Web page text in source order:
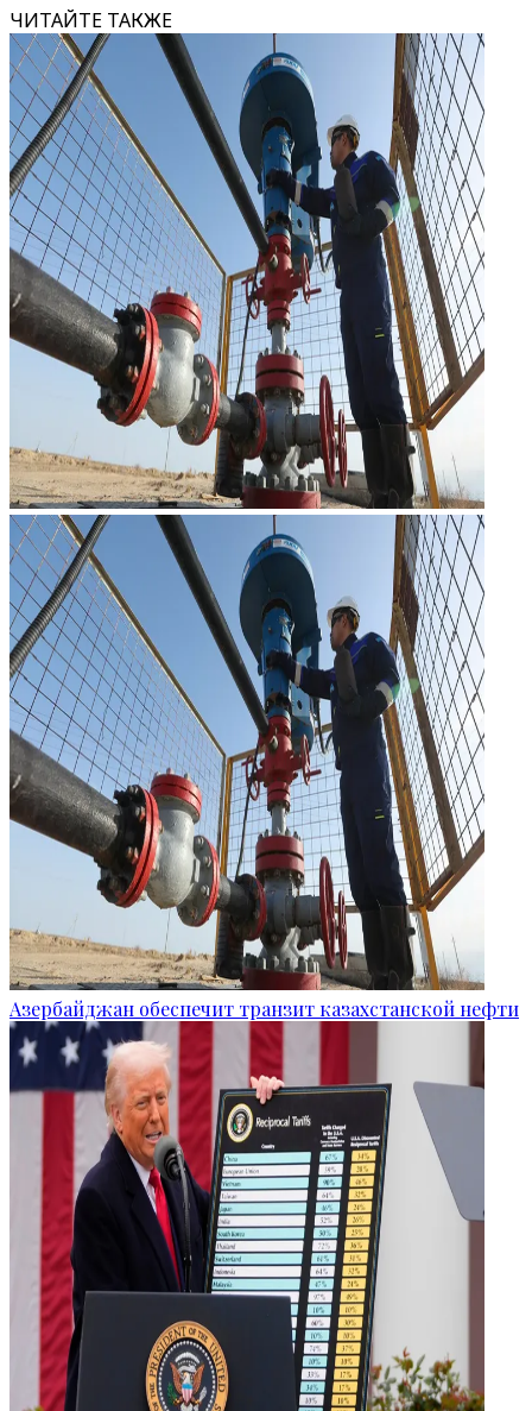
ЧИТАЙТЕ ТАКЖЕ
Азербайджан обеспечит транзит казахстанской нефти